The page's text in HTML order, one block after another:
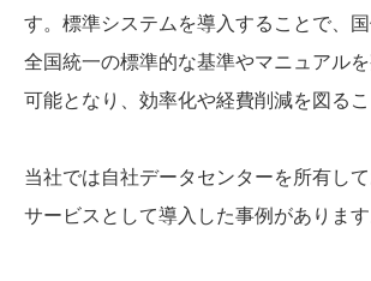
す。標準システムを導入することで、
全国統一の標準的な基準やマニュアル
可能となり、効率化や経費削減を図るこ
当社では自社データセンターを所有し
サービスとして導入した事例があります